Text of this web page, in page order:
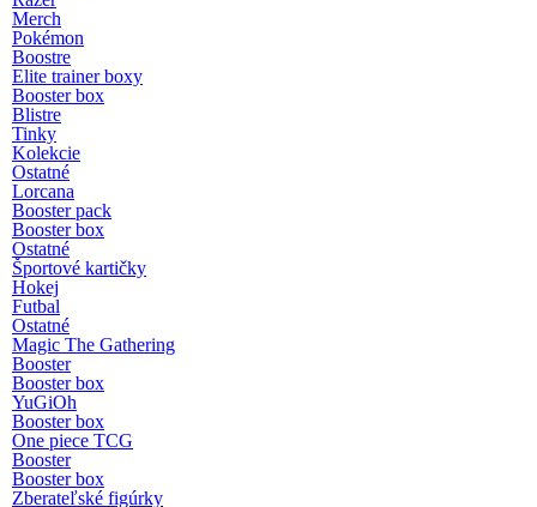
Merch
Pokémon
Boostre
Elite trainer boxy
Booster box
Blistre
Tinky
Kolekcie
Ostatné
Lorcana
Booster pack
Booster box
Ostatné
Športové kartičky
Hokej
Futbal
Ostatné
Magic The Gathering
Booster
Booster box
YuGiOh
Booster box
One piece TCG
Booster
Booster box
Zberateľské figúrky